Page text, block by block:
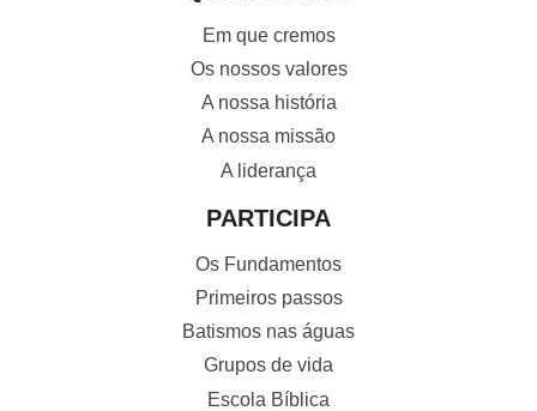
Em que cremos
Os nossos valores
A nossa história
A nossa missão
A liderança
PARTICIPA
Os Fundamentos
Primeiros passos
Batismos nas águas
Grupos de vida
Escola Bíblica